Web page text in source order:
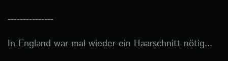
---------------
In England war mal wieder ein Haarschnitt nötig...